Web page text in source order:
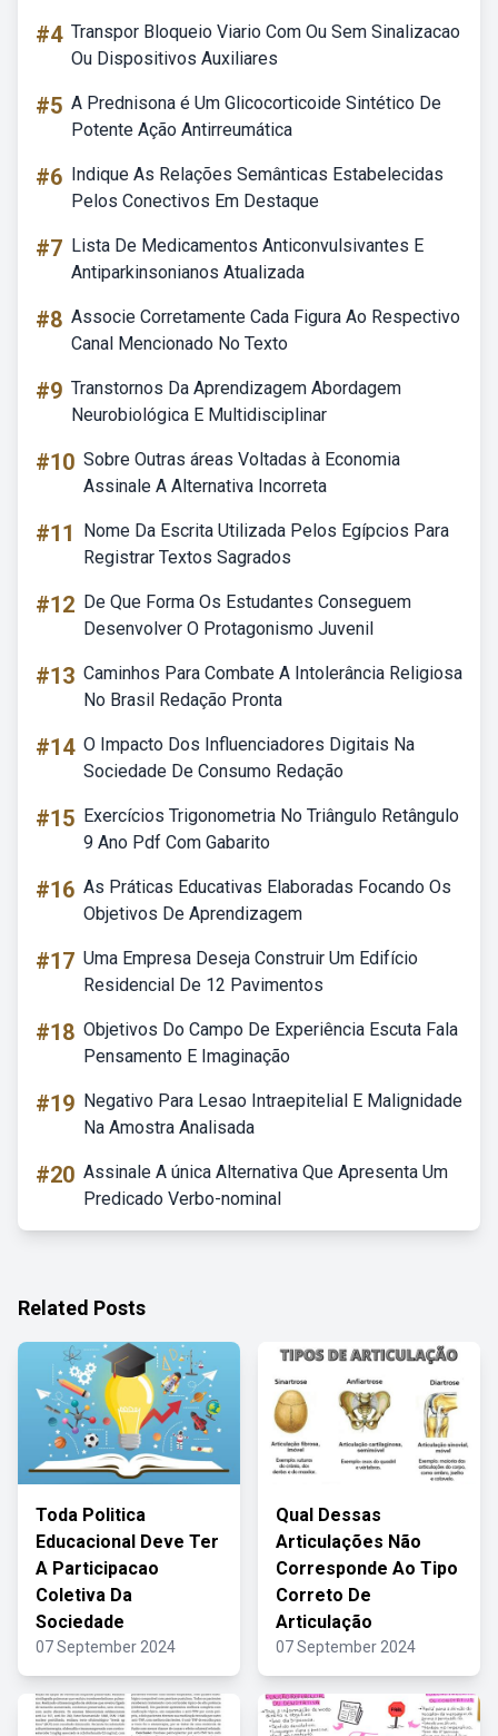
#4 Transpor Bloqueio Viario Com Ou Sem Sinalizacao
Ou Dispositivos Auxiliares
#5 A Prednisona é Um Glicocorticoide Sintético De
Potente Ação Antirreumática
#6 Indique As Relações Semânticas Estabelecidas
Pelos Conectivos Em Destaque
#7 Lista De Medicamentos Anticonvulsivantes E
Antiparkinsonianos Atualizada
#8 Associe Corretamente Cada Figura Ao Respectivo
Canal Mencionado No Texto
#9 Transtornos Da Aprendizagem Abordagem
Neurobiológica E Multidisciplinar
#10 Sobre Outras áreas Voltadas à Economia
Assinale A Alternativa Incorreta
#11
Nome Da Escrita Utilizada Pelos Egípcios Para
Registrar Textos Sagrados
#12 De Que Forma Os Estudantes Conseguem
Desenvolver O Protagonismo Juvenil
#13 Caminhos Para Combate A Intolerância Religiosa
No Brasil Redação Pronta
#14 O Impacto Dos Influenciadores Digitais Na
Sociedade De Consumo Redação
#15 Exercícios Trigonometria No Triângulo Retângulo
9 Ano Pdf Com Gabarito
#16 As Práticas Educativas Elaboradas Focando Os
Objetivos De Aprendizagem
#17 Uma Empresa Deseja Construir Um Edifício
Residencial De 12 Pavimentos
#18 Objetivos Do Campo De Experiência Escuta Fala
Pensamento E Imaginação
#19 Negativo Para Lesao Intraepitelial E Malignidade
Na Amostra Analisada
#20 Assinale A única Alternativa Que Apresenta Um
Predicado Verbo-nominal
Related Posts
Toda Politica
Educacional Deve Ter
A Participacao
Coletiva Da
Sociedade
07 September 2024
Qual Dessas
Articulações Não
Corresponde Ao Tipo
Correto De
Articulação
07 September 2024